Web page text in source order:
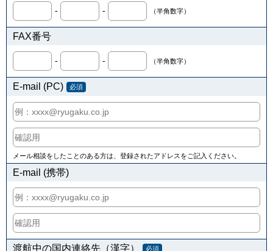
- - （半角数字）
FAX番号
- - （半角数字）
E-mail (PC) 必須
メール相談をしたことのある方は、登録されたアドレスをご記入ください。
E-mail (携帯)
渡航中の国内連絡先（漢字） 必須